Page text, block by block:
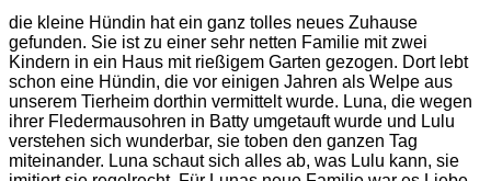
die kleine Hündin hat ein ganz tolles neues Zuhause
gefunden. Sie ist zu einer sehr netten Familie mit zwei
Kindern in ein Haus mit rießigem Garten gezogen. Dort lebt
schon eine Hündin, die vor einigen Jahren als Welpe aus
unserem Tierheim dorthin vermittelt wurde. Luna, die wegen
ihrer Fledermausohren in Batty umgetauft wurde und Lulu
verstehen sich wunderbar, sie toben den ganzen Tag
miteinander. Luna schaut sich alles ab, was Lulu kann, sie